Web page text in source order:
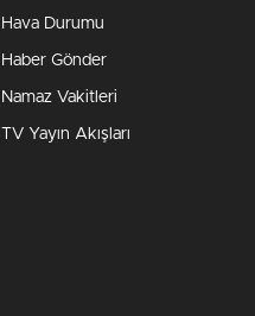
Hava Durumu
Haber Gönder
Namaz Vakitleri
TV Yayın Akışları